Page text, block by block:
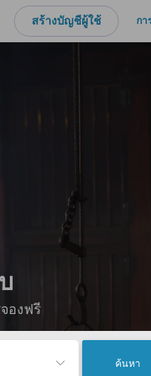
สร้างบัญชีผู้ใช้ กา
องฟรี
ค้นหา